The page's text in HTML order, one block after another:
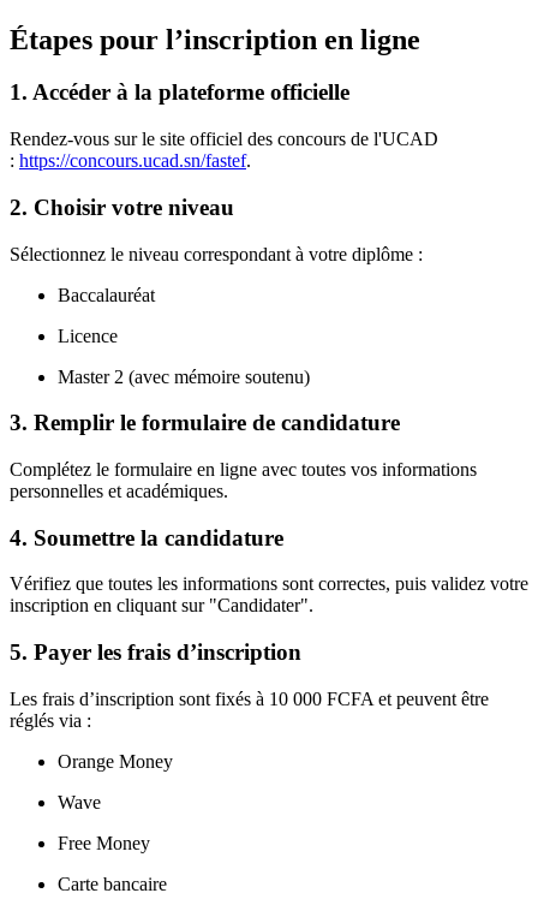
Étapes pour l’inscription en ligne
1. Accéder à la plateforme officielle
Rendez-vous sur le site officiel des concours de l'UCAD
: https://concours.ucad.sn/fastef.
2. Choisir votre niveau
Sélectionnez le niveau correspondant à votre diplôme :
Baccalauréat
Licence
Master 2 (avec mémoire soutenu)
3. Remplir le formulaire de candidature
Complétez le formulaire en ligne avec toutes vos informations
personnelles et académiques.
4. Soumettre la candidature
Vérifiez que toutes les informations sont correctes, puis validez votre
inscription en cliquant sur "Candidater".
5. Payer les frais d’inscription
Les frais d’inscription sont fixés à 10 000 FCFA et peuvent être
réglés via :
Orange Money
Wave
Free Money
Carte bancaire